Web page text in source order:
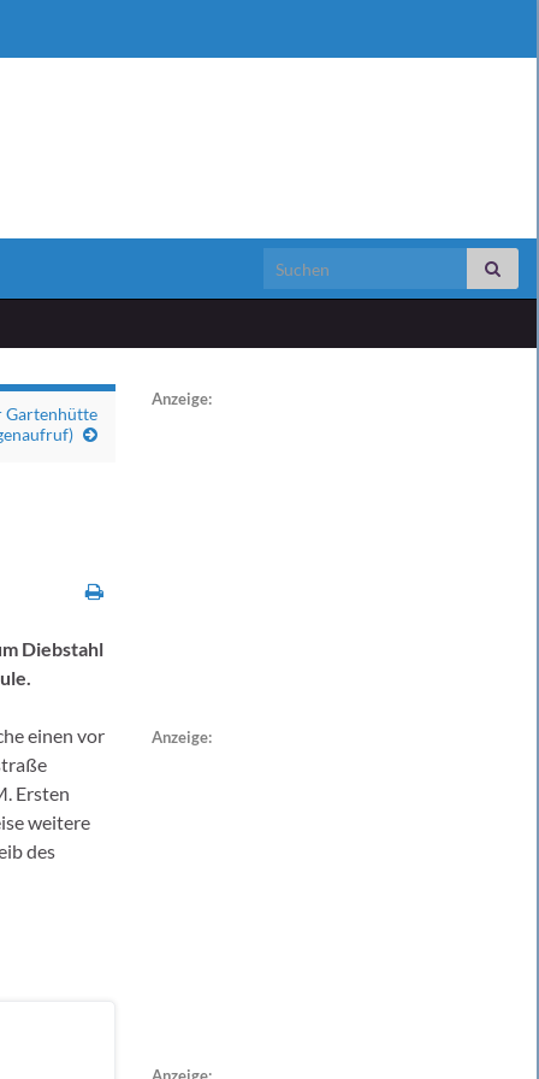
Search for:
Gartenhütte
Diebstahl
einen vor
Ersten
weitere
des
Anzeige:
Anzeige: